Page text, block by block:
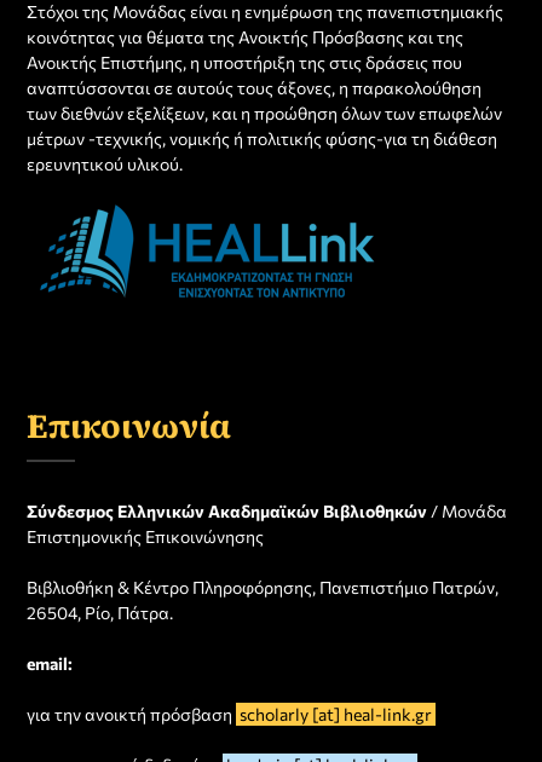
Στόχοι της Μονάδας είναι η ενημέρωση της πανεπιστημιακής
κοινότητας για θέματα της Ανοικτής Πρόσβασης και της
Ανοικτής Επιστήμης, η υποστήριξη της στις δράσεις που
αναπτύσσονται σε αυτούς τους άξονες, η παρακολούθηση
των διεθνών εξελίξεων, και η προώθηση όλων των επωφελών
μέτρων -τεχνικής, νομικής ή πολιτικής φύσης-για τη διάθεση
ερευνητικού υλικού.
Επικοινωνία
Σύνδεσμος Ελληνικών Ακαδημαϊκών Βιβλιοθηκών / Μονάδα
Επιστημονικής Επικοινώνησης
Βιβλιοθήκη & Κέντρο Πληροφόρησης, Πανεπιστήμιο Πατρών,
26504, Ρίο, Πάτρα.
email:
για την ανοικτή πρόσβαση scholarly [at] heal-link.gr